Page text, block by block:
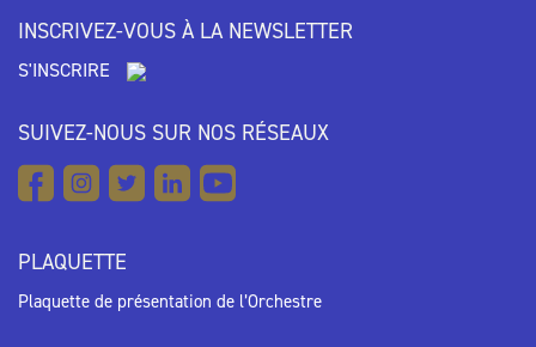
INSCRIVEZ-VOUS À LA NEWSLETTER
S'INSCRIRE
SUIVEZ-NOUS SUR NOS RÉSEAUX
PLAQUETTE
Plaquette de présentation de l’Orchestre